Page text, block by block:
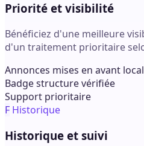
Priorité et visibilité
Bénéficiez d'une meilleure
d'un traitement prioritaire
Annonces mises en avant
Badge structure vérifiée
Support prioritaire
F Historique
Historique et suivi